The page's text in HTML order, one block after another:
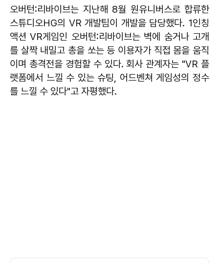
오버턴:리바이브는 지난해 8월 원유니버스로 합류한
스튜디오HG의 VR 개발팀이 개발을 담당했다. 1인칭
액션 VR게임인 오버턴:리바이브는 벽에 숨거나 고개
를 살짝 내밀고 총을 쏘는 등 이용자가 직접 몸을 움직
이며 총격전을 경험할 수 있다. 회사 관계자는 "VR 플
랫폼에서 느낄 수 있는 슈팅, 어드벤쳐 게임성의 정수
를 느낄 수 있다"고 자평했다.